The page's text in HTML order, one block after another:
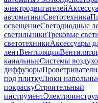
электродвигателей
автоматикиСветотехника
освещениеСветодиодные
светильникиТрековые
светотехникиАксессуары
лентВентиляция
канальныеСистемы
диффузорыПроветриватели
под плиткуЛюки
покраскуСтроительный
инструмент